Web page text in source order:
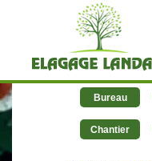
Bureau
Chantier